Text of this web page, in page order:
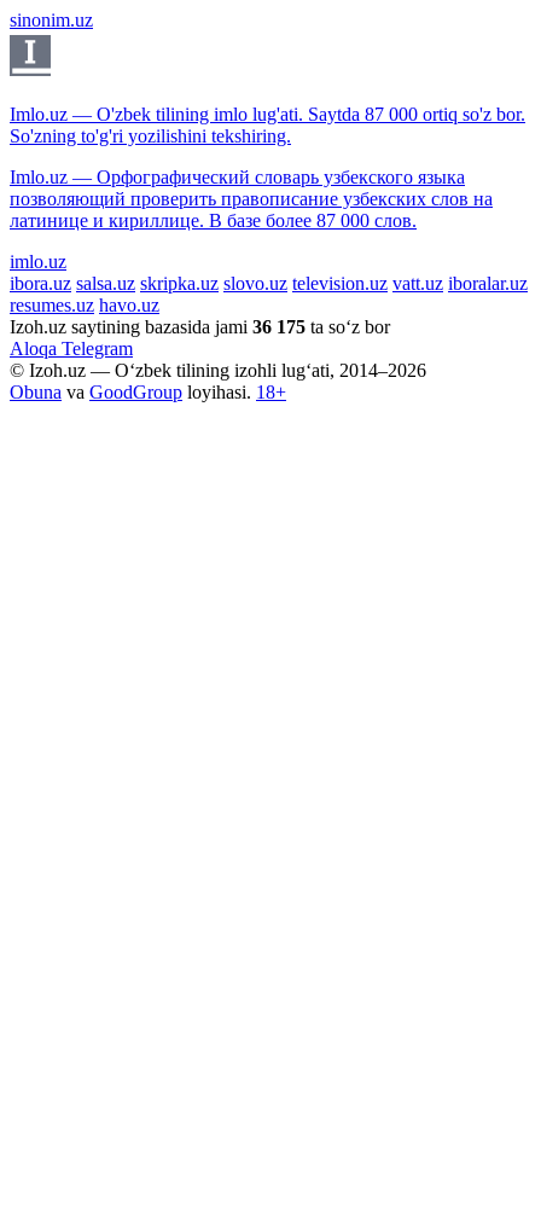
sinonim.uz
Imlo.uz — O'zbek tilining imlo lug'ati. Saytda 87 000 ortiq so'z bor.
So'zning to'g'ri yozilishini tekshiring.
Imlo.uz — Орфографический словарь узбекского языка
позволяющий проверить правописание узбекских слов на
латинице и кириллице. В базе более 87 000 слов.
imlo.uz
ibora.uz salsa.uz skripka.uz slovo.uz television.uz vatt.uz iboralar.uz
resumes.uz havo.uz
Izoh.uz saytining bazasida jami 36 175 ta so‘z bor
Aloqa Telegram
© Izoh.uz — O‘zbek tilining izohli lug‘ati, 2014–2026
Obuna va GoodGroup loyihasi. 18+